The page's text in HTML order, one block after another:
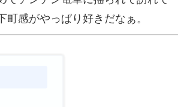
感がやっぱり好きだなぁ。